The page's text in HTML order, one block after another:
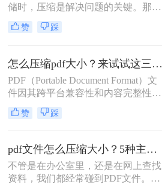
储时，压缩是解决问题的关键。那么
pdf压缩文件怎么压缩最小呢？本文将
介绍几种高效压缩PDF的方法，帮助
赞 踩
怎么压缩pdf大小？来试试这三种压缩方式！
PDF（Portable Document Format）文
件因其跨平台兼容性和内容完整性而
广泛应用于各种场合。然而，随着
PDF文件中包含的图片、图表、字体
大，给存储和传输带来了不便。那么
怎么压缩pdf大小呢？为了解决这个问
题，本文将介绍三种压缩PDF大小的
方法。
赞 踩
pdf文件怎么压缩大小？5种主流压缩方法分享！
不管是在办公室里，还是在网上查找
资料，我们都经常碰到PDF文件。在